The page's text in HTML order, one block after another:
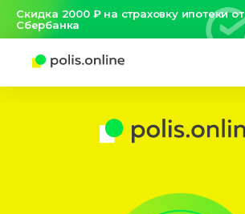
Скидка 2000 ₽ на страховку ипотеки от
Сбербанка